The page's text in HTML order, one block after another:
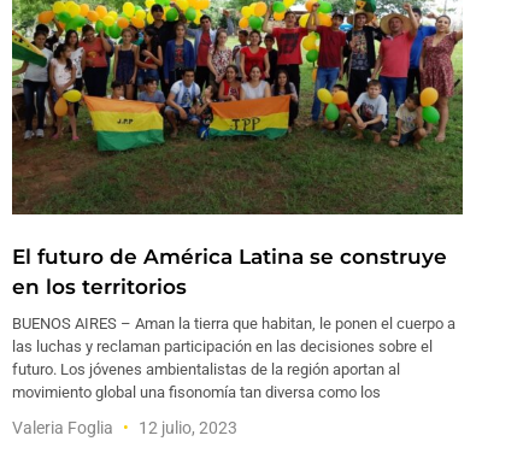
El futuro de América Latina se construye
en los territorios
BUENOS AIRES – Aman la tierra que habitan, le ponen el cuerpo a
las luchas y reclaman participación en las decisiones sobre el
futuro. Los jóvenes ambientalistas de la región aportan al
movimiento global una fisonomía tan diversa como los
Valeria Foglia 12 julio, 2023